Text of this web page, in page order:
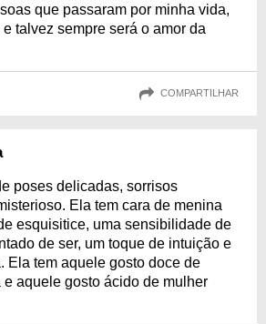
que passaram por minha vida,
talvez sempre será o amor da
COMPARTILHAR
poses delicadas, sorrisos
Ela tem cara de menina
esquisitice, uma sensibilidade de
de ser, um toque de intuição e
Ela tem aquele gosto doce de
e aquele gosto ácido de mulher